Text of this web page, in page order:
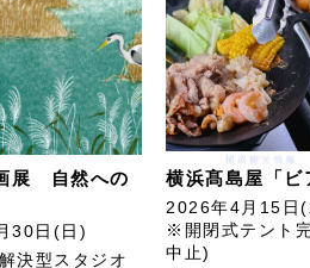
展 自然への
30日(日)
決型スタジオ
横浜髙島屋「ビ
2026年4月15日
※開閉式テント
中止)